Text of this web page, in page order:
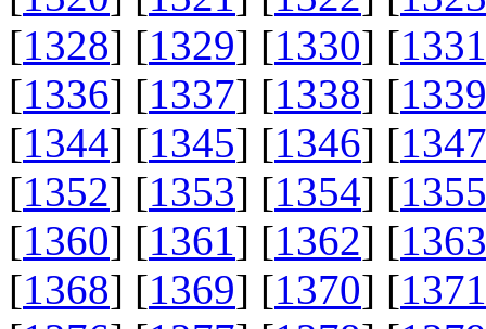
[1328] [1329] [1330] [1331
[1336] [1337] [1338] [1339
[1344] [1345] [1346] [1347
[1352] [1353] [1354] [1355
[1360] [1361] [1362] [1363
[1368] [1369] [1370] [1371